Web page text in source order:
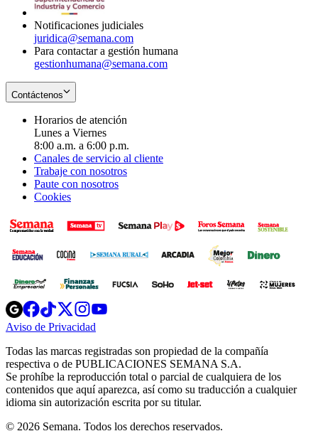
Notificaciones judiciales
juridica@semana.com
Para contactar a gestión humana
gestionhumana@semana.com
Contáctenos
Horarios de atención
Lunes a Viernes
8:00 a.m. a 6:00 p.m.
Canales de servicio al cliente
Trabaje con nosotros
Paute con nosotros
Cookies
Opens
in
new
Opens
in
new
Opens
in
new
window
Opens
new
windowwindow
Aviso de Privacidad
new
window
Todas las marcas registradas son propiedad de la compañía
respectiva o de PUBLICACIONES SEMANA S.A.
Se prohíbe la reproducción total o parcial de cualquiera de los
contenidos que aquí aparezca, así como su traducción a cualquier
idioma sin autorización escrita por su titular.
© 2026 Semana. Todos los derechos reservados.